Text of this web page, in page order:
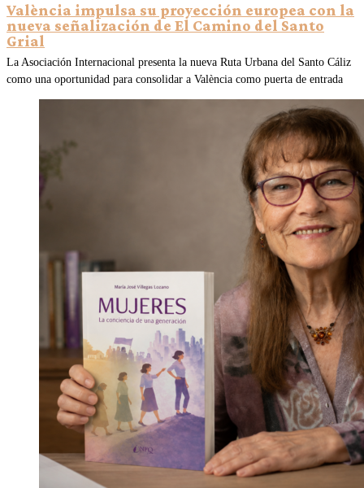
València impulsa su proyección europea con la
nueva señalización de El Camino del Santo
Grial
La Asociación Internacional presenta la nueva Ruta Urbana del Santo Cáliz
como una oportunidad para consolidar a València como puerta de entrada